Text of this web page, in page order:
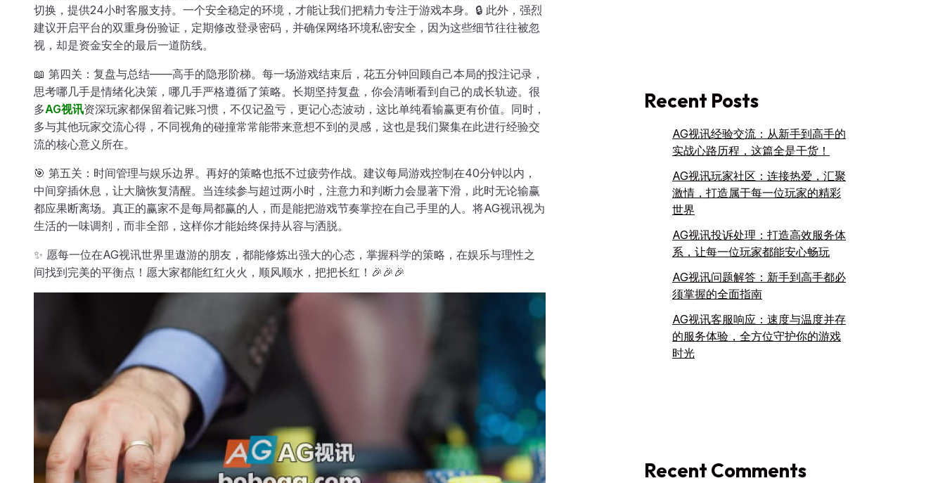
切换，提供24小时客服支持。一个安全稳定的环境，才能让我们把精力专注于游戏本身。🔒 此外，强烈
建议开启平台的双重身份验证，定期修改登录密码，并确保网络环境私密安全，因为这些细节往往被忽
视，却是资金安全的最后一道防线。
📖 第四关：复盘与总结——高手的隐形阶梯。每一场游戏结束后，花五分钟回顾自己本局的投注记录，
思考哪几手是情绪化决策，哪几手严格遵循了策略。长期坚持复盘，你会清晰看到自己的成长轨迹。很
多AG视讯资深玩家都保留着记账习惯，不仅记盈亏，更记心态波动，这比单纯看输赢更有价值。同时，
多与其他玩家交流心得，不同视角的碰撞常常能带来意想不到的灵感，这也是我们聚集在此进行经验交
流的核心意义所在。
🎯 第五关：时间管理与娱乐边界。再好的策略也抵不过疲劳作战。建议每局游戏控制在40分钟以内，
中间穿插休息，让大脑恢复清醒。当连续参与超过两小时，注意力和判断力会显著下滑，此时无论输赢
都应果断离场。真正的赢家不是每局都赢的人，而是能把游戏节奏掌控在自己手里的人。将AG视讯视为
生活的一味调剂，而非全部，这样你才能始终保持从容与洒脱。
✨ 愿每一位在AG视讯世界里遨游的朋友，都能修炼出强大的心态，掌握科学的策略，在娱乐与理性之
间找到完美的平衡点！愿大家都能红红火火，顺风顺水，把把长红！🎉🎉🎉
Recent Posts
AG视讯经验交流：从新手到高手的
实战心路历程，这篇全是干货！
AG视讯玩家社区：连接热爱，汇聚
激情，打造属于每一位玩家的精彩
世界
AG视讯投诉处理：打造高效服务体
系，让每一位玩家都能安心畅玩
AG视讯问题解答：新手到高手都必
须掌握的全面指南
AG视讯客服响应：速度与温度并存
的服务体验，全方位守护你的游戏
时光
Recent Comments